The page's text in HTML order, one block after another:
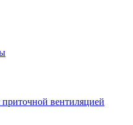
вентиляцией